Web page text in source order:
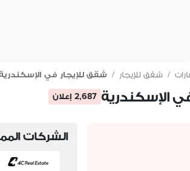
/ شقق للإيجار / شقق للإيجار في
الإسكندرية 2,687 إعلان
الشركات